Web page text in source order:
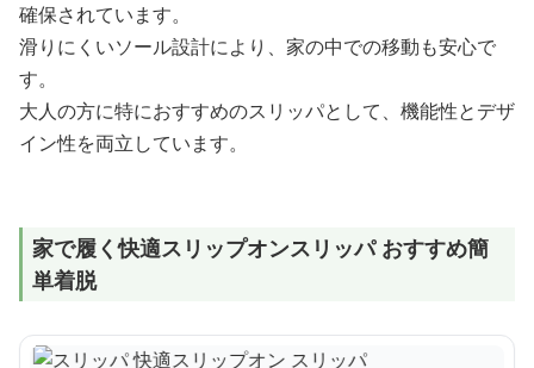
確保されています。
滑りにくいソール設計により、家の中での移動も安心で
す。
大人の方に特におすすめのスリッパとして、機能性とデザ
イン性を両立しています。
家で履く快適スリップオンスリッパ おすすめ簡
単着脱